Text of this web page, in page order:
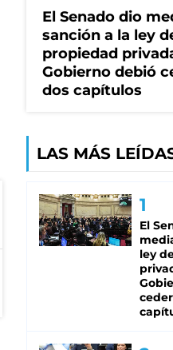
El Senado dio
sanción a la ley
propiedad
Gobierno debió
dos capítulos
LAS MÁS
El
ley